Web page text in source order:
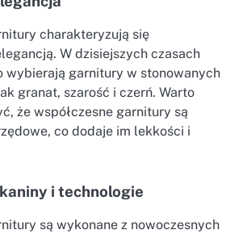
charakteryzują się
W dzisiejszych czasach
wybierają garnitury w stonowanych
granat, szarość i czerń. Warto
że współczesne garnitury są
co dodaje im lekkości i
i technologie
są wykonane z nowoczesnych